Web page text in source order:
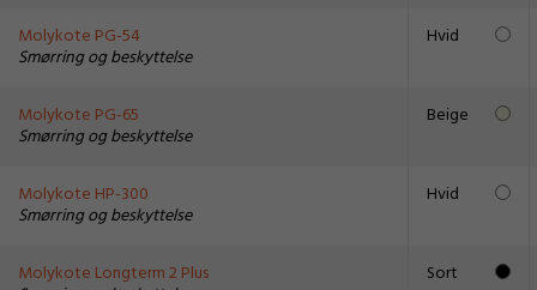
Molykote PG-54
Smørring og beskyttelse
Hvid
Molykote PG-65
Smørring og beskyttelse
Beige
Molykote HP-300
Smørring og beskyttelse
Hvid
Molykote Longterm 2 Plus Sort